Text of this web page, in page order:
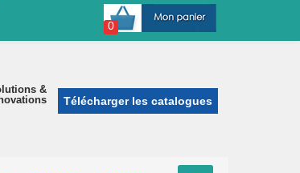
0
&
Télécharger les catalogues